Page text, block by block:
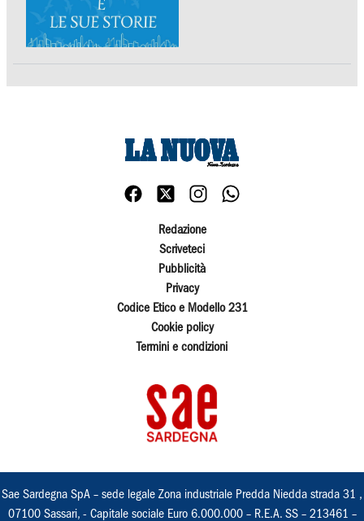
Redazione
Scriveteci
Pubblicità
Privacy
Codice Etico e Modello 231
Cookie policy
Termini e condizioni
Sae Sardegna SpA – sede legale Zona industriale Predda Niedda strada 31 ,
07100 Sassari, - Capitale sociale Euro 6.000.000 – R.E.A. SS – 213461 –